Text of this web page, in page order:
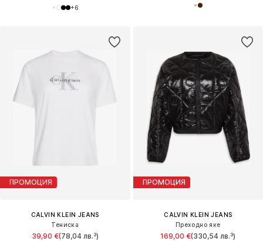
+6
ПРОМОЦИЯ
CALVIN KLEIN JEANS
Тениска
39,90 €(78,04 лв.³)
ПРОМОЦИЯ
CALVIN KLEIN JEANS
Преходно яке
169,00 €(330,54 лв.³)